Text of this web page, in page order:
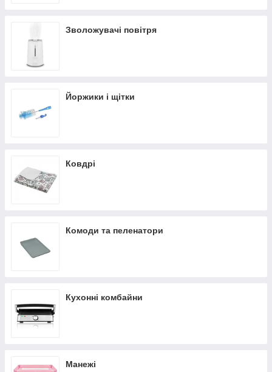
Зволожувачі повітря
Йоржики і щітки
Ковдрі
Комоди та пеленатори
Кухонні комбайни
Манежі